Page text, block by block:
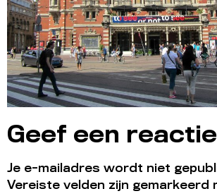
Geef een reactie
Je e-mailadres wordt niet
Vereiste velden zijn gemarkeerd